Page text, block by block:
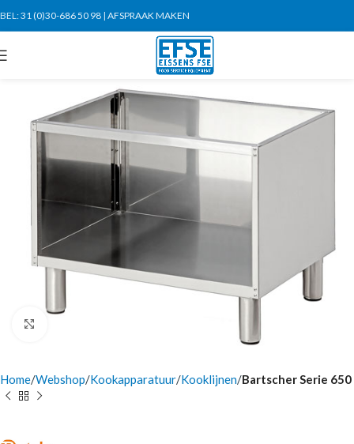
BEL:31 (0)30-686 50 98 | AFSPRAAK MAKEN
Home Webshop Kookapparatuur Kooklijnen Bartscher Serie 650